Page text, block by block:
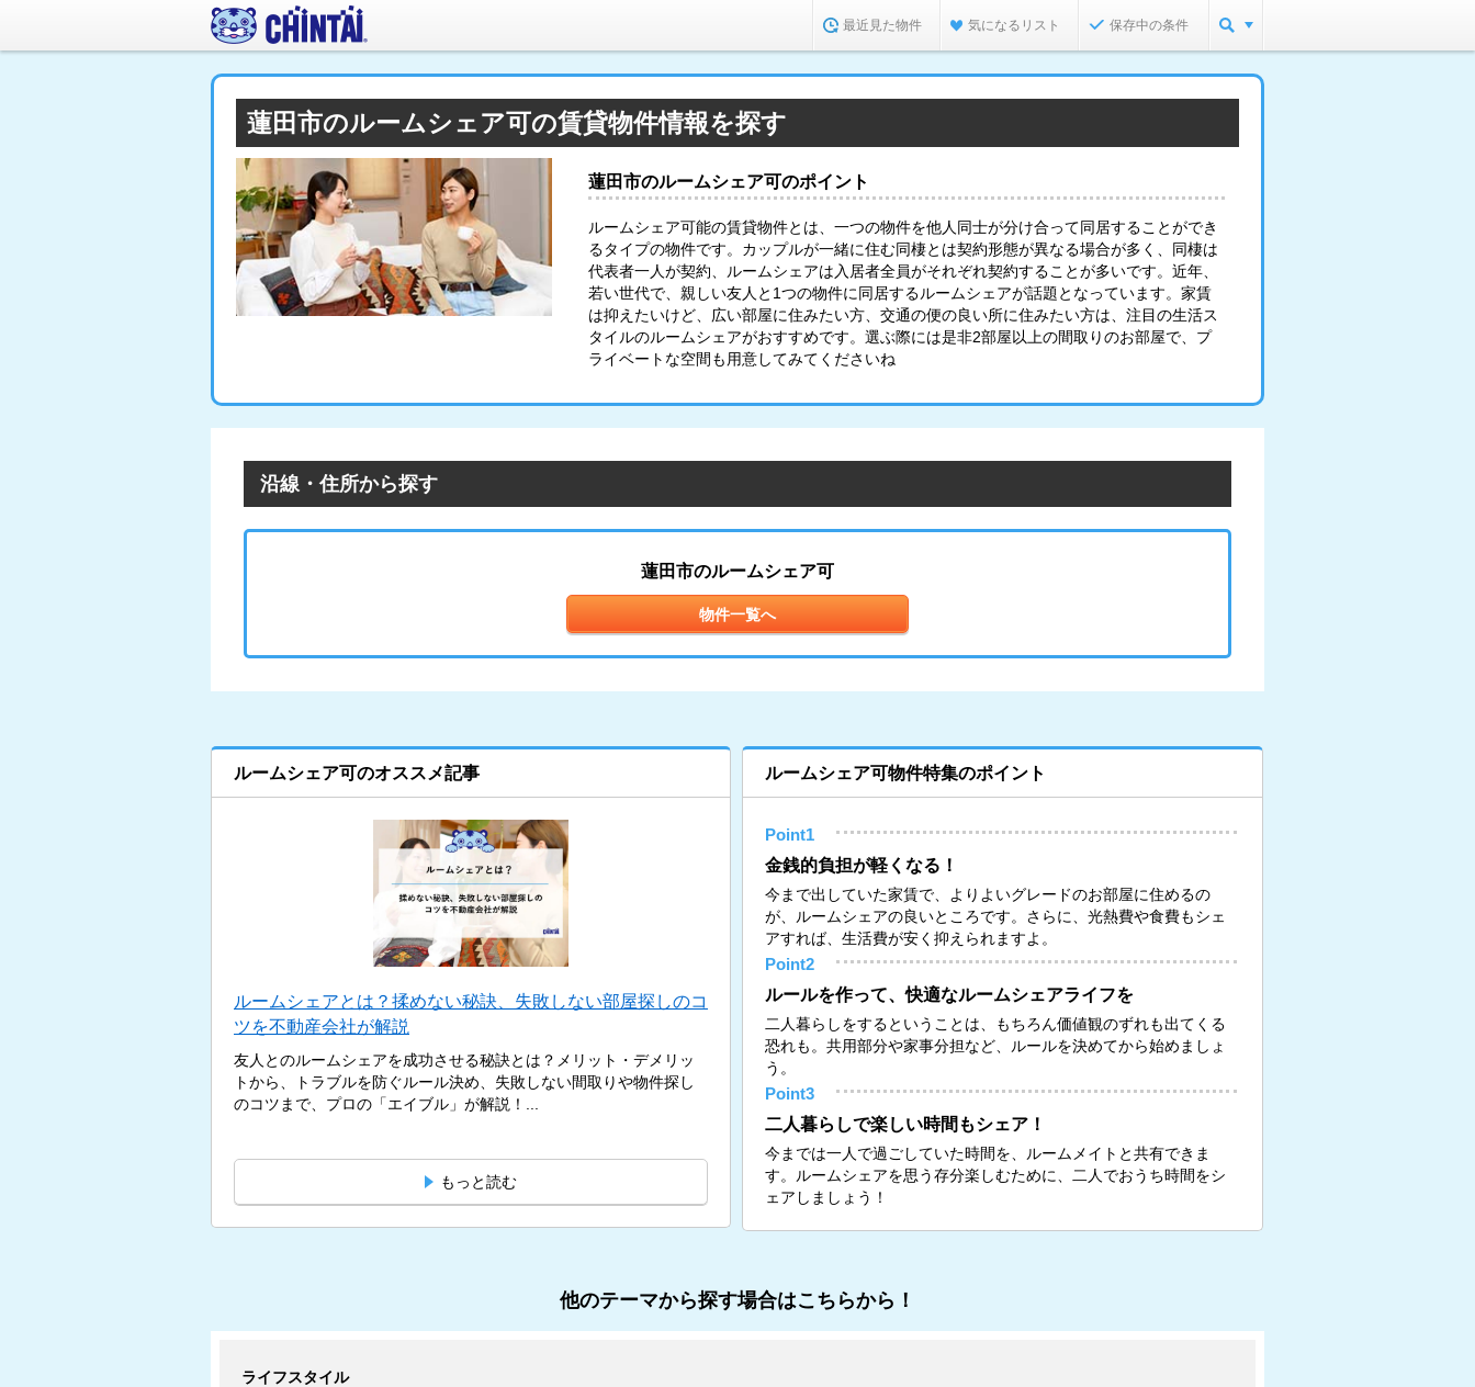
最近見た物件 気になるリスト 保存中の条件
蓮田市のルームシェア可の賃貸物件情報を探す
蓮田市のルームシェア可のポイント
ルームシェア可能の賃貸物件とは、一つの物件を他人同士が分け合って同居することができ
るタイプの物件です。カップルが一緒に住む同棲とは契約形態が異なる場合が多く、同棲は
代表者一人が契約、ルームシェアは入居者全員がそれぞれ契約することが多いです。近年、
若い世代で、親しい友人と1つの物件に同居するルームシェアが話題となっています。家賃
は抑えたいけど、広い部屋に住みたい方、交通の便の良い所に住みたい方は、注目の生活ス
タイルのルームシェアがおすすめです。選ぶ際には是非2部屋以上の間取りのお部屋で、プ
ライベートな空間も用意してみてくださいね
沿線・住所から探す
蓮田市のルームシェア可
物件一覧へ
ルームシェア可のオススメ記事
ルームシェアとは？揉めない秘訣、失敗しない部屋探しのコ
ツを不動産会社が解説
友人とのルームシェアを成功させる秘訣とは？メリット・デメリッ
トから、トラブルを防ぐルール決め、失敗しない間取りや物件探し
のコツまで、プロの「エイブル」が解説！...
もっと読む
ルームシェア可物件特集のポイント
Point1
金銭的負担が軽くなる！
今まで出していた家賃で、よりよいグレードのお部屋に住めるの
が、ルームシェアの良いところです。さらに、光熱費や食費もシェ
アすれば、生活費が安く抑えられますよ。
Point2
ルールを作って、快適なルームシェアライフを
二人暮らしをするということは、もちろん価値観のずれも出てくる
恐れも。共用部分や家事分担など、ルールを決めてから始めましょ
う。
Point3
二人暮らしで楽しい時間もシェア！
今までは一人で過ごしていた時間を、ルームメイトと共有できま
す。ルームシェアを思う存分楽しむために、二人でおうち時間をシ
ェアしましょう！
他のテーマから探す場合はこちらから！
ライフスタイル